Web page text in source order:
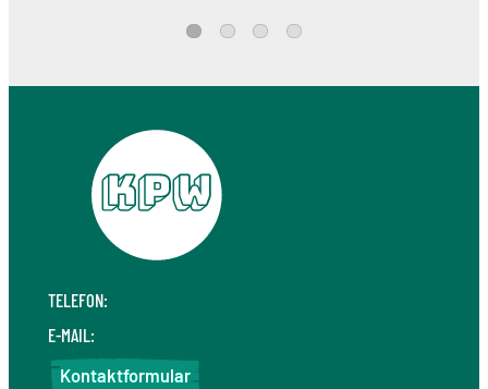
1 2 3 4
TELEFON:
E-MAIL:
Kontaktformular